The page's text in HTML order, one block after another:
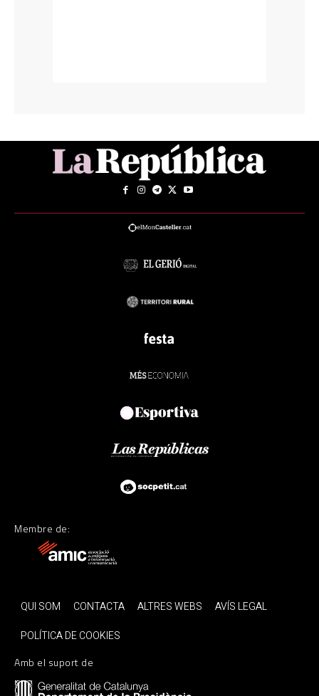
Membre de:
QUI SOM CONTACTA ALTRES WEBS
AVÍS LEGAL
POLÍTICA DE COOKIES
Amb el suport de